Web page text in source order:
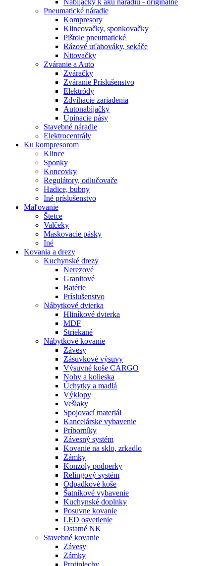
Nabíjačky k aku náradiu - originálne
Pneumatické náradie
Kompresory
Klincovačky, sponkovačky
Pištole pneumatické
Rázové uťahováky, sekáče
Nitovačky
Zváranie a Auto
Zváračky
Zváranie Príslušenstvo
Elektródy
Zdvíhacie zariadenia
Autonabíjačky
Upínacie pásy
Stavebné náradie
Elektrocentrály
Ku kompresorom
Klince
Sponky
Koncovky
Regulátory, odlučovače
Hadice, bubny
Iné príslušenstvo
Maľovanie
Štetce
Valčeky
Maskovacie pásky
Iné
Kovania a drezy
Kuchynské drezy
Nerezové
Granitové
Batérie
Príslušenstvo
Nábytkové dvierka
Hliníkové dvierka
MDF
Striekané
Nábytkové kovanie
Závesy
Zásuvkové výsuvy
Výsuvné koše CARGO
Nohy a kolieska
Úchytky a madlá
Výklopy
Vešiaky
Spojovací materiál
Kancelárske vybavenie
Príborníky
Závesný systém
Kovanie na sklo, zrkadlo
Zámky
Konzoly podperky
Relingový systém
Odpadkové koše
Šatníkové vybavenie
Kuchynské doplnky
Posuvne kovanie
LED osvetlenie
Ostatné NK
Stavebné kovanie
Závesy
Zámky
Protiplechy